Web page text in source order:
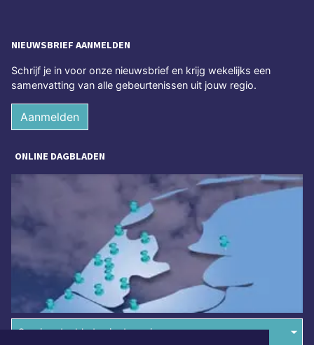
NIEUWSBRIEF AANMELDEN
Schrijf je in voor onze nieuwsbrief en krijg wekelijks een
samenvatting van alle gebeurtenissen uit jouw regio.
Aanmelden
ONLINE DAGBLADEN
Overige dagbladen in de regio